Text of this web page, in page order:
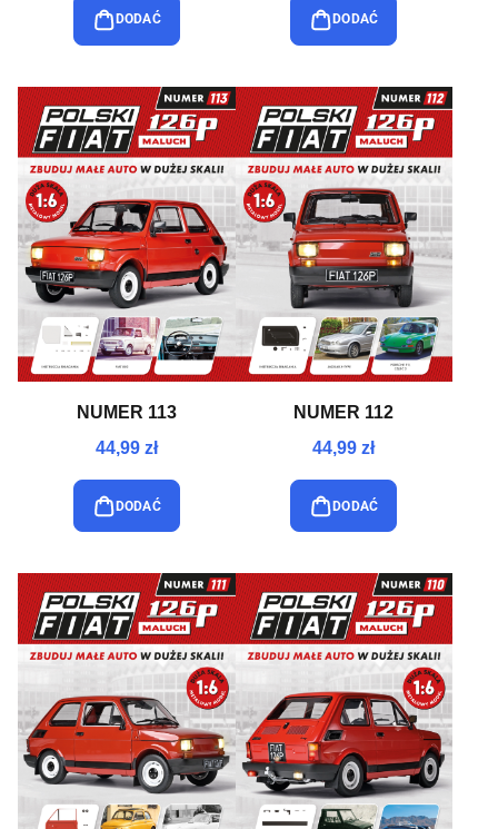
DODAĆ DODAĆ
NUMER 113
44,99 zł
DODAĆ
NUMER 112
44,99 zł
DODAĆ